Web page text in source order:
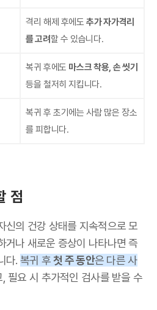
격리 해제 후에도추가 자가격리
를 고려할 수 있습니다.
복귀 후에도 마스크 착용, 손 씻기
등을 철저히 지킵니다.
복귀 후 초기에는 사람 많은 장소
를 피합니다.
점
신의 건강 상태를 지속적으로 모
거나 새로운 증상이 나타나면 즉
다. 복귀 후첫 주 동안은 다른 사
, 필요 시 추가적인 검사를 받을 수